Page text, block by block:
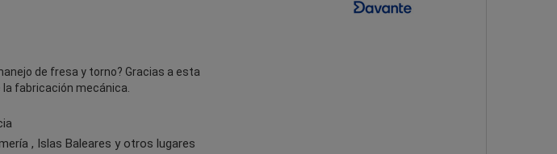
de fresa y torno? Gracias a esta
fabricación mecánica.
, Islas Baleares y otros lugares